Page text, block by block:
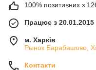
100% позитивних з 126
Працює з 20.01.2015
м. Харків
Рынок Барабашово,
Контакти